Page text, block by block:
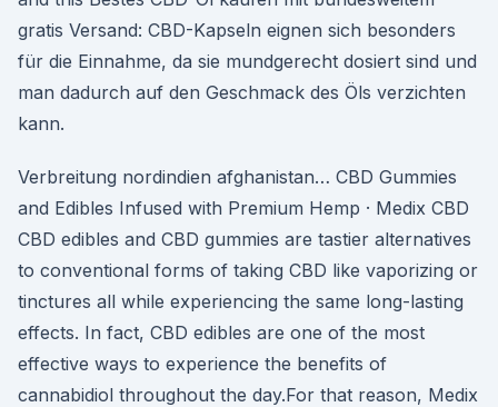
gratis Versand: CBD-Kapseln eignen sich besonders
für die Einnahme, da sie mundgerecht dosiert sind und
man dadurch auf den Geschmack des Öls verzichten
kann.
Verbreitung nordindien afghanistan… CBD Gummies
and Edibles Infused with Premium Hemp · Medix CBD
CBD edibles and CBD gummies are tastier alternatives
to conventional forms of taking CBD like vaporizing or
tinctures all while experiencing the same long-lasting
effects. In fact, CBD edibles are one of the most
effective ways to experience the benefits of
cannabidiol throughout the day.For that reason, Medix